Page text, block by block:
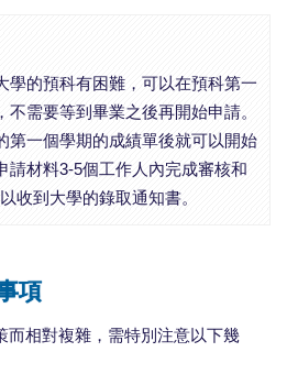
學的預科有困難，可以在預科第一
需要等到畢業之後再開始申請。
第一個學期的成績單後就可以開始
請材料3-5個工作人內完成審核和
收到大學的錄取通知書。
項
而相對複雜，需特別注意以下幾